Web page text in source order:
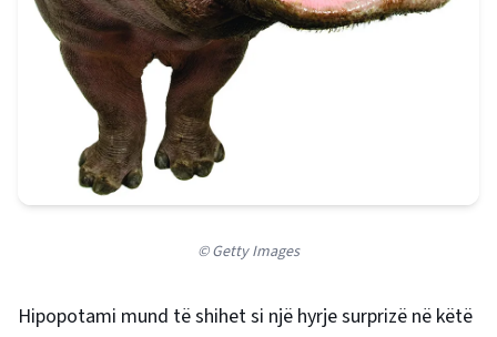
© Getty Images
Hipopotami mund të shihet si një hyrje surprizë në këtë